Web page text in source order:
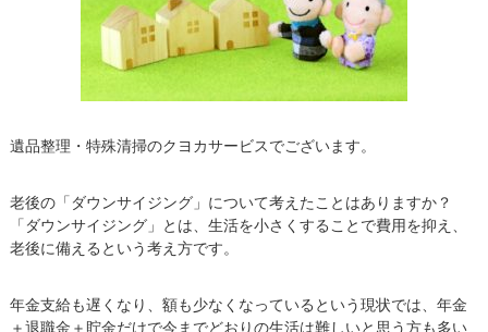
遺品整理・特殊清掃のクヨカサービスでございます。
老後の「ダウンサイジング」について考えたことはありますか？
「ダウンサイジング」とは、生活を小さくすることで費用を抑え、
老後に備えるという考え方です。
年金支給も遅くなり、額も少なくなっているという現状では、年金
＋退職金＋貯金だけで今までどおりの生活は難しいと思う方も多い